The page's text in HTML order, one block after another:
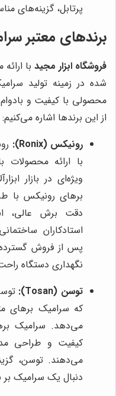
پرتابل، گزینه‌های
برندهای معتبر
فروشگاه ابزار مجید با
شده در زمینه تولید
محصولی با کیفیت و
از این برندها اشاره می‌کنیم:
رونیکس (Ronix):
با ارائه
ویژه‌ای در بازار
برهای رونیکس با
دقت برش عالی،
استادکاران
پس از فروش
نگهداری دستگاه
توسن (Tosan):
که سرامیک برهای
می‌دهد. سرامیک
کیفیت و طراحی
می‌دهند. توسن،
دنبال یک سرامیک